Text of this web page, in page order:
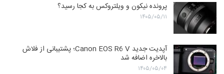
پرونده نیکون و ویلتروکس به کجا رسید؟
۱۴۰۵/۰۵/۱۱
آپدیت جدید Canon EOS R6 V؛ پشتیبانی از فلاش
بالاخره اضافه شد
۱۴۰۵/۰۵/۰۴